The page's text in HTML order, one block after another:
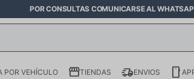
POR CONSULTAS COMUNICARSE AL
POR VEHÍCULO TIENDAS ENVIOS